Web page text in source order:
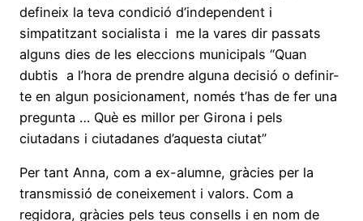
defineix la teva condició d’independent i
simpatitzant socialista i me la vares dir passats
alguns dies de les eleccions municipals “Quan
dubtis a l’hora de prendre alguna decisió o definir-
te en algun posicionament, només t’has de fer una
pregunta … Què es millor per Girona i pels
ciutadans i ciutadanes d’aquesta ciutat”
Per tant Anna, com a ex-alumne, gràcies per la
transmissió de coneixement i valors. Com a
regidora, gràcies pels teus consells i en nom de